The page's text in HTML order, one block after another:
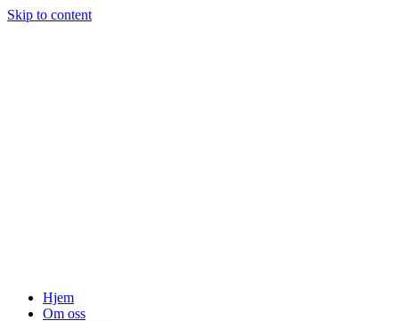
Skip to content
Hjem
Om oss